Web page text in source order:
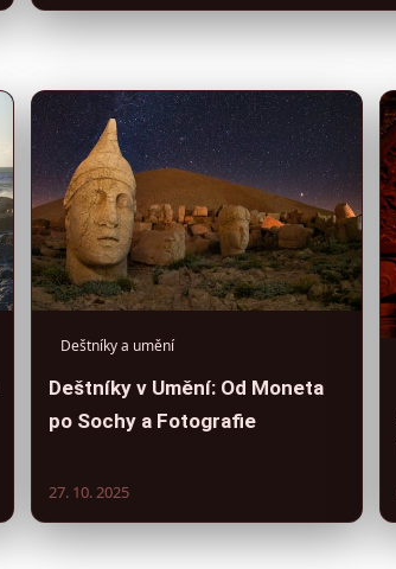
Deštníky a umění
Deštníky v Umění: Od Moneta
po Sochy a Fotografie
27. 10. 2025